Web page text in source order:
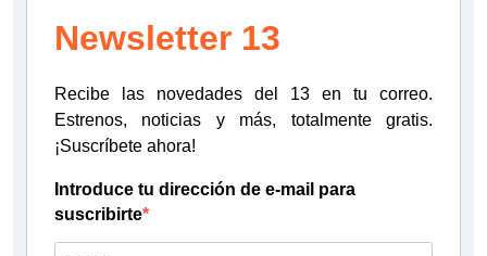
Newsletter 13
Recibe las novedades del 13 en tu correo.
Estrenos, noticias y más, totalmente gratis.
¡Suscríbete ahora!
Introduce tu dirección de e-mail para
suscribirte